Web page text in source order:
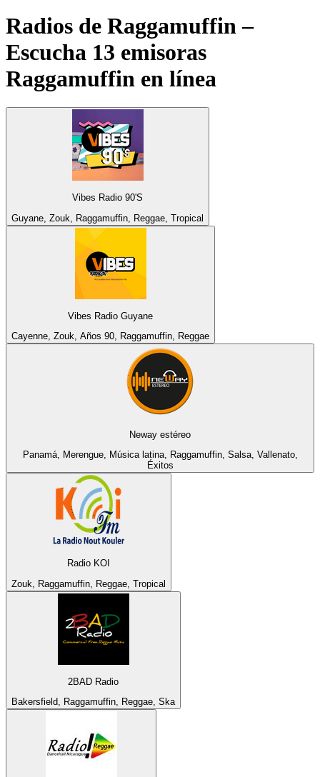
Radios de Raggamuffin –
Escucha 13 emisoras
Raggamuffin en línea
Vibes Radio 90'S
Guyane, Zouk, Raggamuffin, Reggae, Tropical
Vibes Radio Guyane
Cayenne, Zouk, Años 90, Raggamuffin, Reggae
Neway estéreo
Panamá, Merengue, Música latina, Raggamuffin, Salsa, Vallenato,
Éxitos
Radio KOI
Zouk, Raggamuffin, Reggae, Tropical
2BAD Radio
Bakersfield, Raggamuffin, Reggae, Ska